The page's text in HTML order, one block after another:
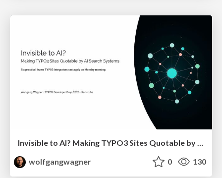
Invisible to AI? Making TYPO3 Sites Quotable by AI Search Systems
wolfgangwagner
0 130